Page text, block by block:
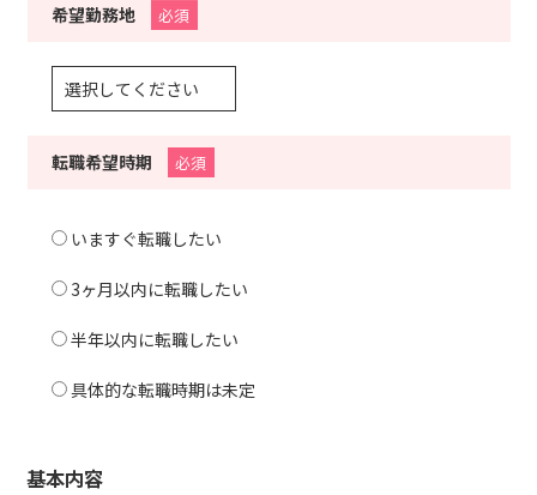
希望勤務地 必須
転職希望時期 必須
いますぐ転職したい
3ヶ月以内に転職したい
半年以内に転職したい
具体的な転職時期は未定
基本内容